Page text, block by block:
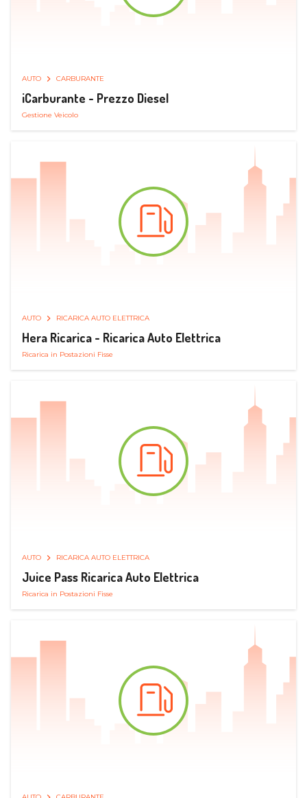
AUTO CARBURANTE
iCarburante - Prezzo Diesel
Gestione Veicolo
AUTO RICARICA AUTO ELETTRICA
Hera Ricarica - Ricarica Auto Elettrica
Ricarica in Postazioni Fisse
AUTO RICARICA AUTO ELETTRICA
Juice Pass Ricarica Auto Elettrica
Ricarica in Postazioni Fisse